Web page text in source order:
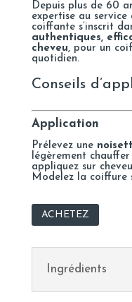
Depuis plus de 60
expertise au service
coiffante s’inscrit
authentiques,
cheveu, pour un
quotidien.
Conseils
Application
Prélevez une
légèrement chauffer
appliquez sur
Modelez la coiffure
ACHETEZ
Ingrédients